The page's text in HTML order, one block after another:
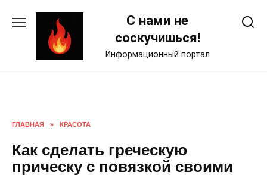
С нами не
соскучишься!
Информационный портал
ГЛАВНАЯ » КРАСОТА
Как сделать греческую
прическу с повязкой своими